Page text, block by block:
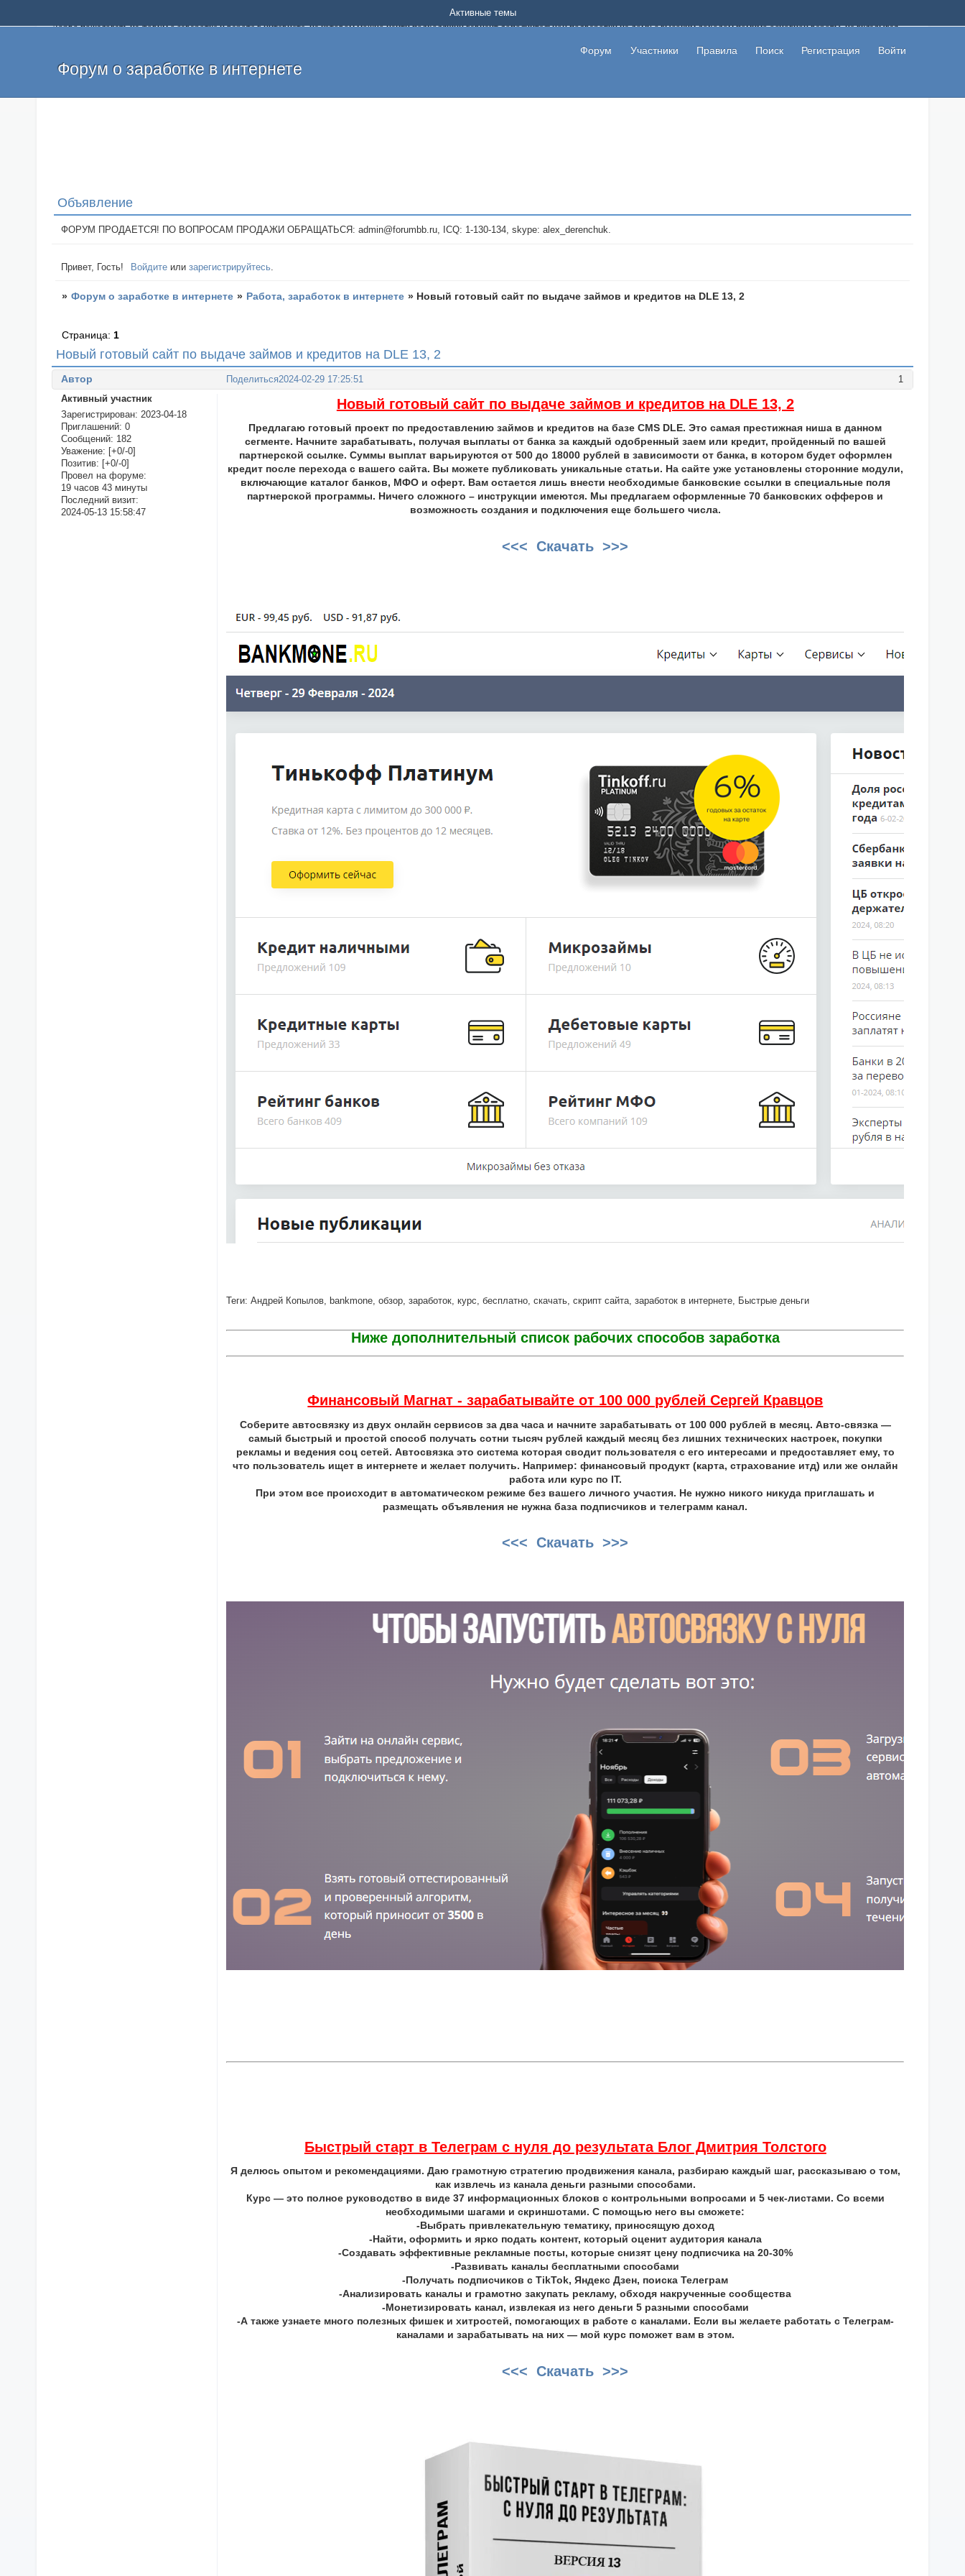
Добро пожаловать на форум о заработке и работе в интернете, на котором можно найти подходящий вариант дополнительной подработки на дому с высоким доходом помимо основной работы, не вкладывая
и оставлять свои отзывы. Если вы знаете, что определенный проект или сайт не платит, то указывайте в теме что это лохотрон, чтобы другие пользователи не попались на развод. Вы сможете начать зарабатывать
легкие деньги без вложений и регистрации уже сегодня. Создавайте новые темы, размещайте объявления со своими пригласительными ссылками и первая прибыль не заставит себя долго ждать.
Форум о заработке в интернете
Форум Участники Правила Поиск Регистрация Войти
Активные темы
Объявление
ФОРУМ ПРОДАЕТСЯ! ПО ВОПРОСАМ ПРОДАЖИ ОБРАЩАТЬСЯ: admin@forumbb.ru, ICQ: 1-130-134, skype: alex_derenchuk.
Привет, Гость! Войдите илизарегистрируйтесь.
» Форум о заработке в интернете » Работа, заработок в интернете » Новый готовый сайт по выдаче займов и кредитов на DLE 13, 2
Новый готовый сайт по выдаче займов и кредитов на DLE 13, 2
Страница: 1
Поделиться 1
2024-02-29 17:25:51
Автор
Активный участник
Зарегистрирован: 2023-04-18
Приглашений: 0
Сообщений: 182
Уважение: [+0/-0]
Позитив: [+0/-0]
Провел на форуме:
19 часов 43 минуты
Последний визит:
2024-05-13 15:58:47
Новый готовый сайт по выдаче займов и кредитов на DLE 13, 2
Предлагаю готовый проект по предоставлению займов и кредитов на базе CMS DLE. Это самая престижная ниша в данном
сегменте. Начните зарабатывать, получая выплаты от банка за каждый одобренный заем или кредит, пройденный по вашей
партнерской ссылке. Суммы выплат варьируются от 500 до 18000 рублей в зависимости от банка, в котором будет оформлен
кредит после перехода с вашего сайта. Вы можете публиковать уникальные статьи. На сайте уже установлены сторонние модули,
включающие каталог банков, МФО и оферт. Вам остается лишь внести необходимые банковские ссылки в специальные поля
партнерской программы. Ничего сложного – инструкции имеются. Мы предлагаем оформленные 70 банковских офферов и
возможность создания и подключения еще большего числа.
<<< Скачать >>>
Теги: Андрей Копылов, bankmone, обзор, заработок, курс, бесплатно, скачать, скрипт сайта, заработок в интернете, Быстрые деньги
Ниже дополнительный список рабочих способов заработка
Финансовый Магнат - зарабатывайте от 100 000 рублей Сергей Кравцов
Соберите автосвязку из двух онлайн сервисов за два часа и начните зарабатывать от 100 000 рублей в месяц. Авто-связка —
самый быстрый и простой способ получать сотни тысяч рублей каждый месяц без лишних технических настроек, покупки
рекламы и ведения соц сетей. Автосвязка это система которая сводит пользователя с его интересами и предоставляет ему, то
что пользователь ищет в интернете и желает получить. Например: финансовый продукт (карта, страхование итд) или же онлайн
работа или курс по IT.
При этом все происходит в автоматическом режиме без вашего личного участия. Не нужно никого никуда приглашать и
размещать объявления не нужна база подписчиков и телеграмм канал.
<<< Скачать >>>
Быстрый старт в Телеграм с нуля до результата Блог Дмитрия Толстого
Я делюсь опытом и рекомендациями. Даю грамотную стратегию продвижения канала, разбираю каждый шаг, рассказываю о том,
как извлечь из канала деньги разными способами.
Курс — это полное руководство в виде 37 информационных блоков с контрольными вопросами и 5 чек-листами. Со всеми
необходимыми шагами и скриншотами. С помощью него вы сможете:
-Выбрать привлекательную тематику, приносящую доход
-Найти, оформить и ярко подать контент, который оценит аудитория канала
-Создавать эффективные рекламные посты, которые снизят цену подписчика на 20-30%
-Развивать каналы бесплатными способами
-Получать подписчиков с TikTok, Яндекс Дзен, поиска Телеграм
-Анализировать каналы и грамотно закупать рекламу, обходя накрученные сообщества
-Монетизировать канал, извлекая из него деньги 5 разными способами
-А также узнаете много полезных фишек и хитростей, помогающих в работе с каналами. Если вы желаете работать с Телеграм-
каналами и зарабатывать на них — мой курс поможет вам в этом.
<<< Скачать >>>